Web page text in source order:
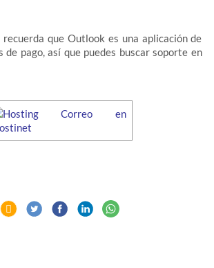
recuerda que Outlook es una aplicación de
de pago, así que puedes buscar soporte en